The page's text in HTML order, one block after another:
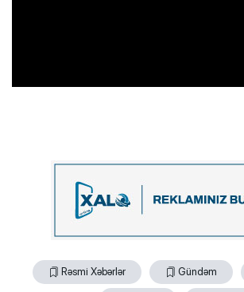
Rəsmi Xəbərlər Gündəm